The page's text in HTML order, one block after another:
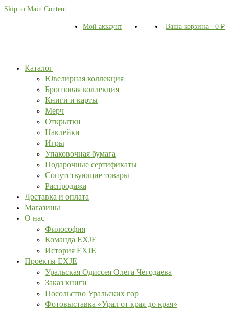
Skip to Main Content
Мой аккаунт Ваша корзина - 0 ₽
Каталог
Ювелирная коллекция
Бронзовая коллекция
Книги и карты
Мерч
Открытки
Наклейки
Игры
Упаковочная бумага
Подарочные сертификаты
Сопутствующие товары
Распродажа
Доставка и оплата
Магазины
О нас
Философия
Команда EXJE
История EXJE
Проекты EXJE
Уральская Одиссея Олега Чегодаева
Заказ книги
Посольство Уральских гор
Фотовыставка «Урал от края до края»